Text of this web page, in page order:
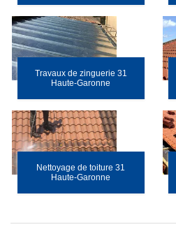
Travaux de zinguerie 31
Haute-Garonne
Nettoyage de toiture 31
Haute-Garonne